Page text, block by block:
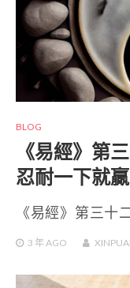
BLOG
《易經》第
忍耐一下就
《易經》第三十
3 年AGO